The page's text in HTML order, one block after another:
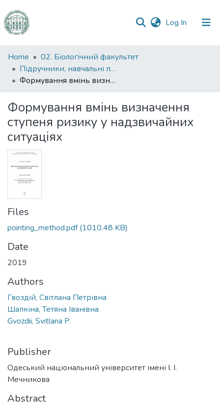
Log In (current)
Communities
&
Collections
Statistics
Home
02. Біологічний факультет
Підручники, навчальні посібники та інші науково- та навчально-методичні праці БФ
Формування вмінь визначення ступеня ризику у надзвичайних ситуаціях
Формування вмінь визначення
ступеня ризику у надзвичайних
ситуаціях
Files
pointing_method.pdf(1010.48 KB)
Date
2019
Authors
Гвоздій, Світлана Петрівна
Шапкіна, Тетяна Iванiвна
Gvozdii, Svitlana P.
Publisher
Одеський національний університет імені І. І.
Мечникова
Abstract